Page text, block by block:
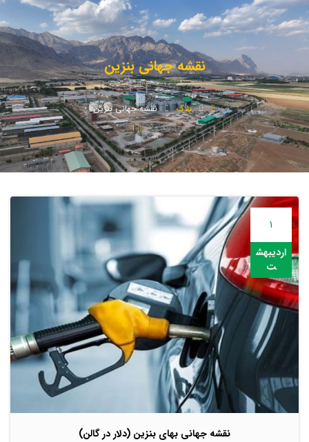
نقشه جهانی بنزین
بلاگ نقشه جهانی بنزین
نقشه جهانی بهای بنزین (دلار در گالن)
1
اردیبهش
ت